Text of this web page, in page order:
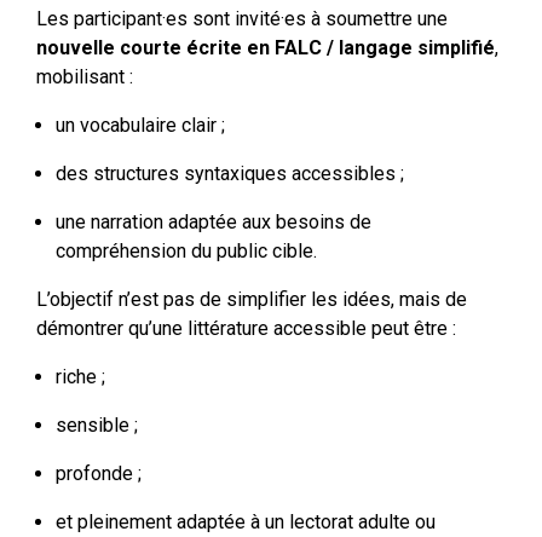
Les participant·es sont invité·es à soumettre une
nouvelle courte écrite en FALC / langage simplifié,
mobilisant :
un vocabulaire clair ;
des structures syntaxiques accessibles ;
une narration adaptée aux besoins de
compréhension du public cible.
L’objectif n’est pas de simplifier les idées, mais de
démontrer qu’une littérature accessible peut être :
riche ;
sensible ;
profonde ;
et pleinement adaptée à un lectorat adulte ou